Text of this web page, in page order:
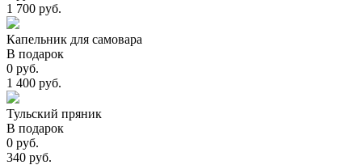
1 700 руб.
Капельник для самовара
В подарок
0 руб.
1 400 руб.
Тульский пряник
В подарок
0 руб.
340 руб.